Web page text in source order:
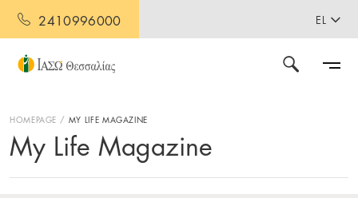
2410996000 EL
HOMEPAGE MY LIFE MAGAZINE
My Life Magazine